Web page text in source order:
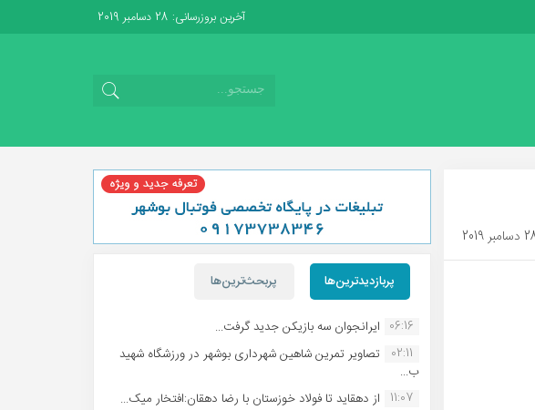
آخرین بروزرسانی: 28 دسامبر 2019
پربازدیدترین‌ها پربحث‌ترین‌ها
06:16 ایرانجوان سه بازیکن جدید گرفت...
02:11
تصاویر تمرین شاهین شهردارى بوشهر در ورزشگاه شهید
ب...
11:07 از دهقاید تا فولاد خوزستان با رضا دهقان:افتخار میک...